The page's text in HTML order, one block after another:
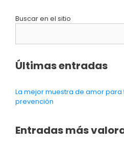
Buscar en el sitio
Últimas entradas
La mejor muestra de amor
prevención
Entradas más